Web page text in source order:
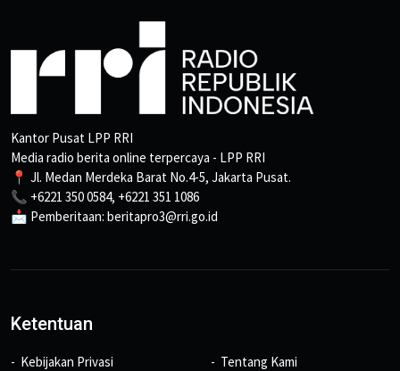
Kantor Pusat LPP RRI
Media radio berita online terpercaya - LPP RRI
📍 Jl. Medan Merdeka Barat No.4-5, Jakarta Pusat.
📞 +6221 350 0584, +6221 351 1086
📩 Pemberitaan: beritapro3@rri.go.id
Ketentuan
Kebijakan Privasi
Tentang Kami